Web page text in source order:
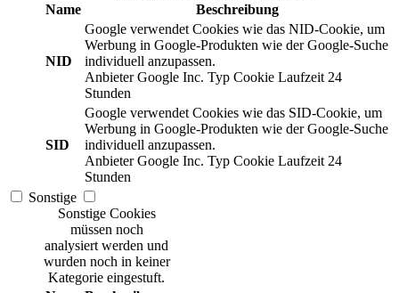
Name
Beschreibung
NID
Google verwendet Cookies wie das NID-Cookie, um
Werbung in Google-Produkten wie der Google-Suche
individuell anzupassen.
Anbieter Google Inc. Typ Cookie Laufzeit 24
Stunden
SID
Google verwendet Cookies wie das SID-Cookie, um
Werbung in Google-Produkten wie der Google-Suche
individuell anzupassen.
Anbieter Google Inc. Typ Cookie Laufzeit 24
Stunden
Sonstige
Sonstige Cookies
müssen noch
analysiert werden und
wurden noch in keiner
Kategorie eingestuft.